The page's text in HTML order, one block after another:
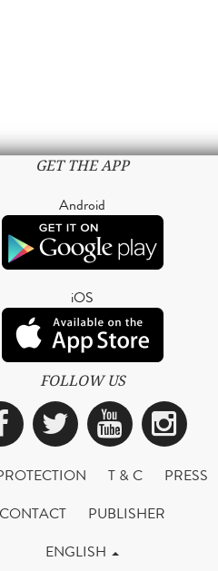
GET THE APP
Android
iOS
FOLLOW US
Facebook
Twitter
T & C
PRESS
CONTACT
PUBLISHER
ENGLISH